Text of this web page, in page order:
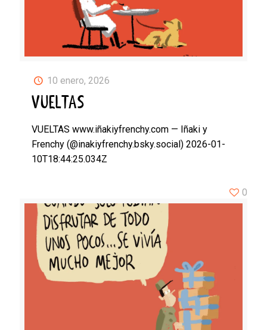
10 enero, 2026
VUELTAS
VUELTAS www.iñakiyfrenchy.com — Iñaki y
Frenchy (@inakiyfrenchy.bsky.social) 2026-01-
10T18:44:25.034Z
0